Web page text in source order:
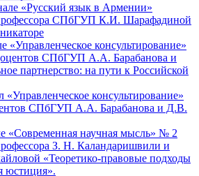
«Русский язык в Армении»
профессора СПбГУП К.И. Шарафадиной
«Управленческое консультирование»
СПбГУП А.А. Барабанова и Д.В.